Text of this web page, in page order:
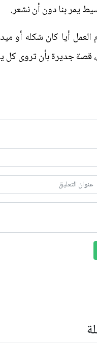
يمر بنا دون أن نشعر.
أيا كان شكله أو
قصة جديرة بأن تروى كل